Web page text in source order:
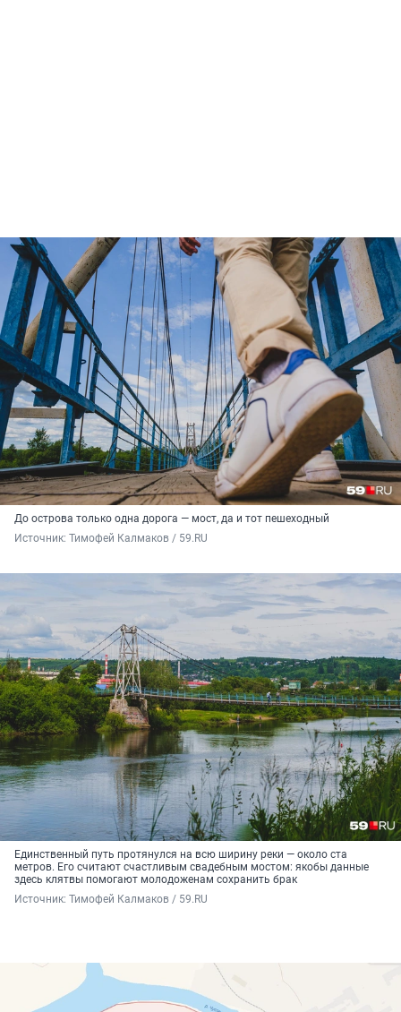
До острова только одна дорога — мост, да и тот пешеходный
Источник: Тимофей Калмаков / 59.RU
Единственный путь протянулся на всю ширину реки — около ста
метров. Его считают счастливым свадебным мостом: якобы данные
здесь клятвы помогают молодоженам сохранить брак
Источник: Тимофей Калмаков / 59.RU